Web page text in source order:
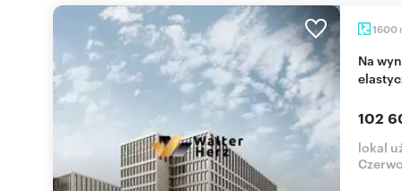
1600
Na wynajem nowoczesny park biurowy klasy A z
102
lokal